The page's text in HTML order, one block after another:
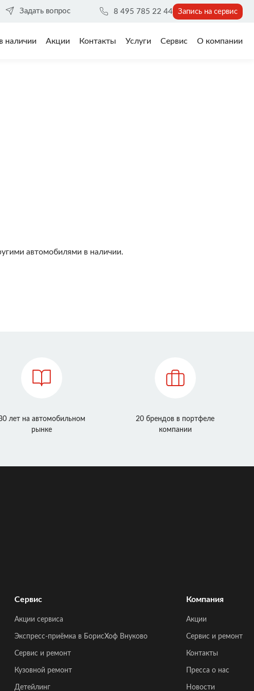
8 495 785 22 44 Запись на сервис
Задать вопрос
наличии Акции Контакты Услуги Сервис О компании
автомобилями в наличии.
лет на автомобильном
рынке
20 брендов в портфеле
компании
Сервис
Акции сервиса
Экспресс-приёмка в БорисХоф Внуково
Сервис и ремонт
Кузовной ремонт
Детейлинг
Компания
Акции
Сервис и ремонт
Контакты
Пресса о нас
Новости